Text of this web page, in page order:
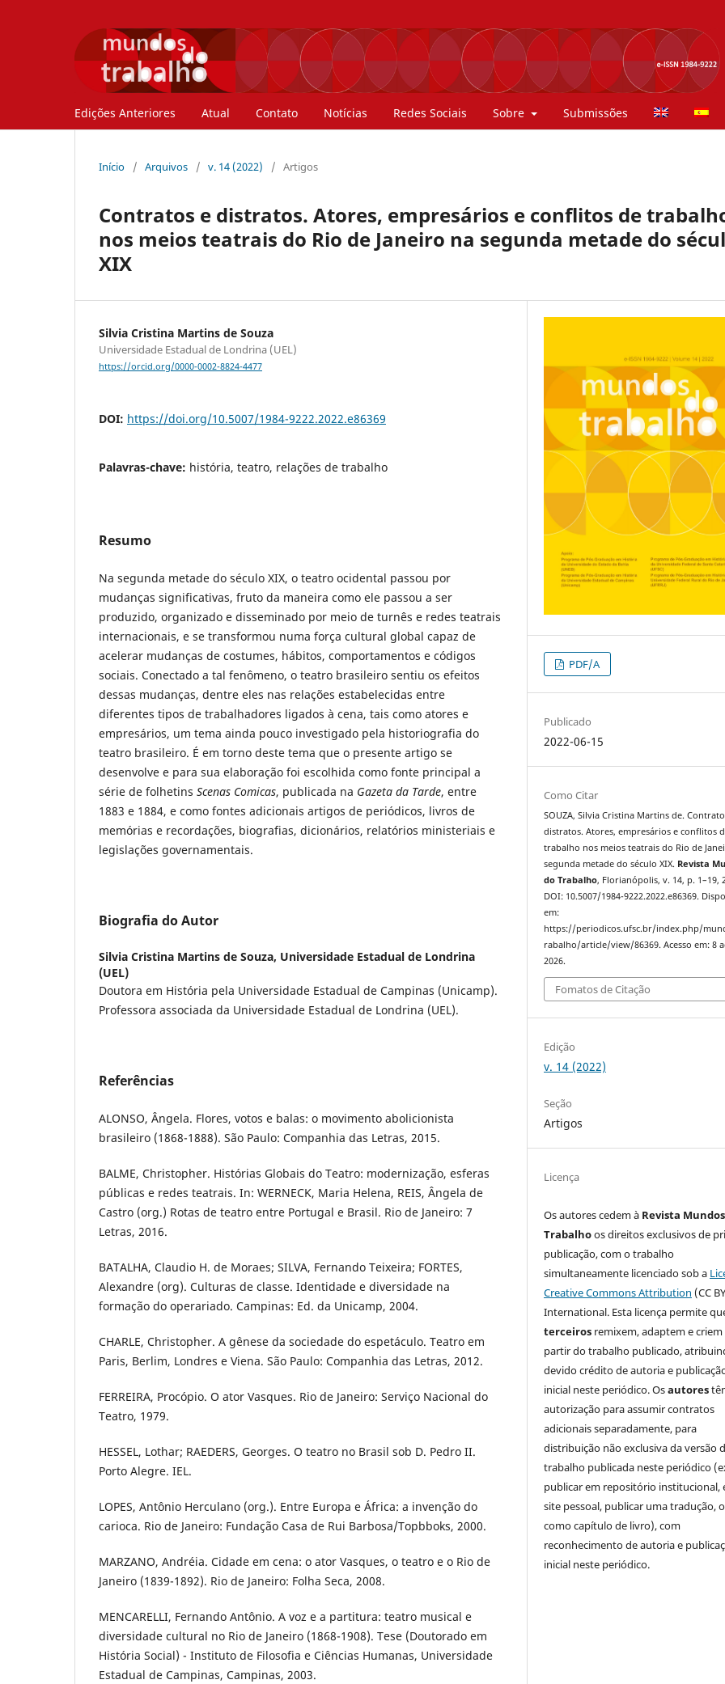
Edições Anteriores Atual Contato Notícias Redes Sociais Sobre Submissões
Início / Arquivos / v. 14 (2022) / Artigos
Contratos e distratos. Atores, empresários e conflitos de
nos meios teatrais do Rio de Janeiro na segunda metade do
XIX
Silvia Cristina Martins de Souza
Universidade Estadual de Londrina (UEL)
https://orcid.org/0000-0002-8824-4477
DOI: https://doi.org/10.5007/1984-9222.2022.e86369
Palavras-chave: história, teatro, relações de trabalho
Resumo
Na segunda metade do século XIX, o teatro ocidental passou por
mudanças significativas, fruto da maneira como ele passou a ser
produzido, organizado e disseminado por meio de turnês e redes teatrais
internacionais, e se transformou numa força cultural global capaz de
acelerar mudanças de costumes, hábitos, comportamentos e códigos
sociais. Conectado a tal fenômeno, o teatro brasileiro sentiu os efeitos
dessas mudanças, dentre eles nas relações estabelecidas entre
diferentes tipos de trabalhadores ligados à cena, tais como atores e
empresários, um tema ainda pouco investigado pela historiografia do
teatro brasileiro. É em torno deste tema que o presente artigo se
desenvolve e para sua elaboração foi escolhida como fonte principal a
série de folhetins Scenas Comicas, publicada na Gazeta da Tarde, entre
1883 e 1884, e como fontes adicionais artigos de periódicos, livros de
memórias e recordações, biografias, dicionários, relatórios ministeriais e
legislações governamentais.
Biografia do Autor
Silvia Cristina Martins de Souza, Universidade Estadual de Londrina
(UEL)
Doutora em História pela Universidade Estadual de Campinas (Unicamp).
Professora associada da Universidade Estadual de Londrina (UEL).
Referências
ALONSO, Ângela. Flores, votos e balas: o movimento abolicionista
brasileiro (1868-1888). São Paulo: Companhia das Letras, 2015.
BALME, Christopher. Histórias Globais do Teatro: modernização, esferas
públicas e redes teatrais. In: WERNECK, Maria Helena, REIS, Ângela de
Castro (org.) Rotas de teatro entre Portugal e Brasil. Rio de Janeiro: 7
Letras, 2016.
BATALHA, Claudio H. de Moraes; SILVA, Fernando Teixeira; FORTES,
Alexandre (org). Culturas de classe. Identidade e diversidade na
formação do operariado. Campinas: Ed. da Unicamp, 2004.
CHARLE, Christopher. A gênese da sociedade do espetáculo. Teatro em
Paris, Berlim, Londres e Viena. São Paulo: Companhia das Letras, 2012.
FERREIRA, Procópio. O ator Vasques. Rio de Janeiro: Serviço Nacional do
Teatro, 1979.
HESSEL, Lothar; RAEDERS, Georges. O teatro no Brasil sob D. Pedro II.
Porto Alegre. IEL.
LOPES, Antônio Herculano (org.). Entre Europa e África: a invenção do
carioca. Rio de Janeiro: Fundação Casa de Rui Barbosa/Topbboks, 2000.
MARZANO, Andréia. Cidade em cena: o ator Vasques, o teatro e o Rio de
Janeiro (1839-1892). Rio de Janeiro: Folha Seca, 2008.
MENCARELLI, Fernando Antônio. A voz e a partitura: teatro musical e
diversidade cultural no Rio de Janeiro (1868-1908). Tese (Doutorado em
História Social) - Instituto de Filosofia e Ciências Humanas, Universidade
Estadual de Campinas, Campinas, 2003.
PDF/A
Publicado
2022-06-15
Como Citar
SOUZA, Silvia Cristina Martins de.
distratos. Atores, empresários e conflitos
trabalho nos meios teatrais do Rio de
segunda metade do século XIX. Revista
do Trabalho, Florianópolis, v. 14, p. 1–19,
DOI: 10.5007/1984-9222.2022.e86369.
em:
https://periodicos.ufsc.br/index.php/
rabalho/article/view/86369. Acesso em: 8
2026.
Fomatos de Citação
Edição
v. 14 (2022)
Seção
Artigos
Licença
Os autores cedem à Revista
Trabalhoos direitos exclusivos de
publicação, com o trabalho
simultaneamente licenciado sob a
Creative Commons Attribution (CC
International. Esta licença permite
terceiros remixem, adaptem e criem
partir do trabalho publicado,
devido crédito de autoria e
inicial neste periódico. Osautores
autorização para assumir contratos
adicionais separadamente, para
distribuição não exclusiva da versão
trabalho publicada neste periódico
publicar em repositório institucional,
site pessoal, publicar uma tradução,
como capítulo de livro), com
reconhecimento de autoria e
inicial neste periódico.